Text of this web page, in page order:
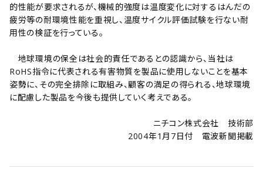
的性能が要求されるが、機械的強度は温度変化に対するはんだの
疲労等の耐環境性能を重視し、温度サイクル評価試験を行ない耐
用性の検証を行っている。
地球環境の保全は社会的責任であるとの認識から、当社は
RoHS指令に代表される有害物質を製品に使用しないことを基本
姿勢に、その完全排除に取組み、顧客の満足の得られる、地球環境
に配慮した製品を今後も提供していく考えである。
ニチコン株式会社 技術部
2004年1月7日付 電波新聞掲載